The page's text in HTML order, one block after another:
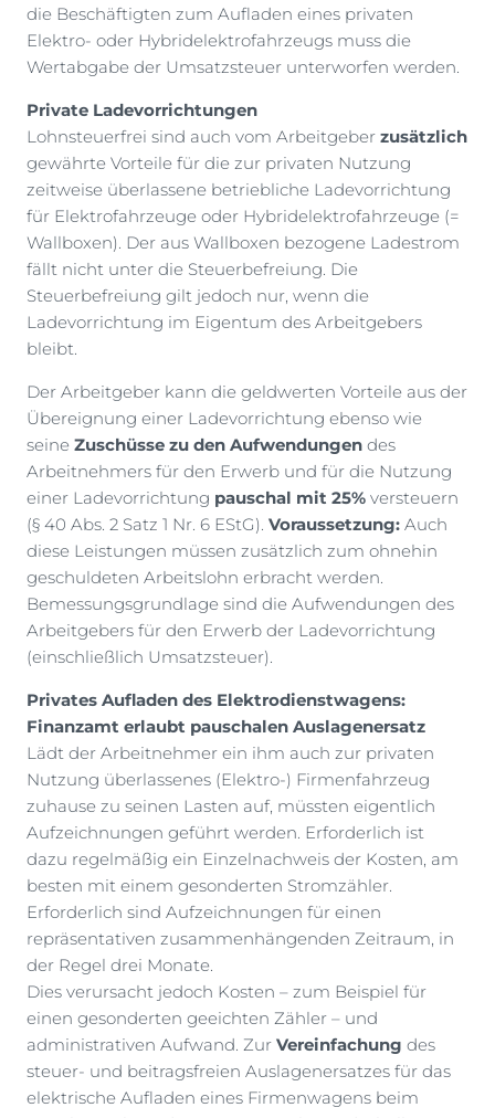
die Beschäftigten zum Aufladen eines privaten
Elektro- oder Hybridelektrofahrzeugs muss die
Wertabgabe der Umsatzsteuer unterworfen werden.
Private Ladevorrichtungen
Lohnsteuerfrei sind auch vom Arbeitgeber zusätzlich
gewährte Vorteile für die zur privaten Nutzung
zeitweise überlassene betriebliche Ladevorrichtung
für Elektrofahrzeuge oder Hybridelektrofahrzeuge (=
Wallboxen). Der aus Wallboxen bezogene Ladestrom
fällt nicht unter die Steuerbefreiung. Die
Steuerbefreiung gilt jedoch nur, wenn die
Ladevorrichtung im Eigentum des Arbeitgebers
bleibt.
Der Arbeitgeber kann die geldwerten Vorteile aus der
Übereignung einer Ladevorrichtung ebenso wie
seine Zuschüsse zu den Aufwendungen des
Arbeitnehmers für den Erwerb und für die Nutzung
einer Ladevorrichtung pauschal mit 25% versteuern
(§ 40 Abs. 2 Satz 1 Nr. 6 EStG). Voraussetzung: Auch
diese Leistungen müssen zusätzlich zum ohnehin
geschuldeten Arbeitslohn erbracht werden.
Bemessungsgrundlage sind die Aufwendungen des
Arbeitgebers für den Erwerb der Ladevorrichtung
(einschließlich Umsatzsteuer).
Privates Aufladen des Elektrodienstwagens:
Finanzamt erlaubt pauschalen Auslagenersatz
Lädt der Arbeitnehmer ein ihm auch zur privaten
Nutzung überlassenes (Elektro-) Firmenfahrzeug
zuhause zu seinen Lasten auf, müssten eigentlich
Aufzeichnungen geführt werden. Erforderlich ist
dazu regelmäßig ein Einzelnachweis der Kosten, am
besten mit einem gesonderten Stromzähler.
Erforderlich sind Aufzeichnungen für einen
repräsentativen zusammenhängenden Zeitraum, in
der Regel drei Monate.
Dies verursacht jedoch Kosten – zum Beispiel für
einen gesonderten geeichten Zähler – und
administrativen Aufwand. Zur Vereinfachung des
steuer- und beitragsfreien Auslagenersatzes für das
elektrische Aufladen eines Firmenwagens beim